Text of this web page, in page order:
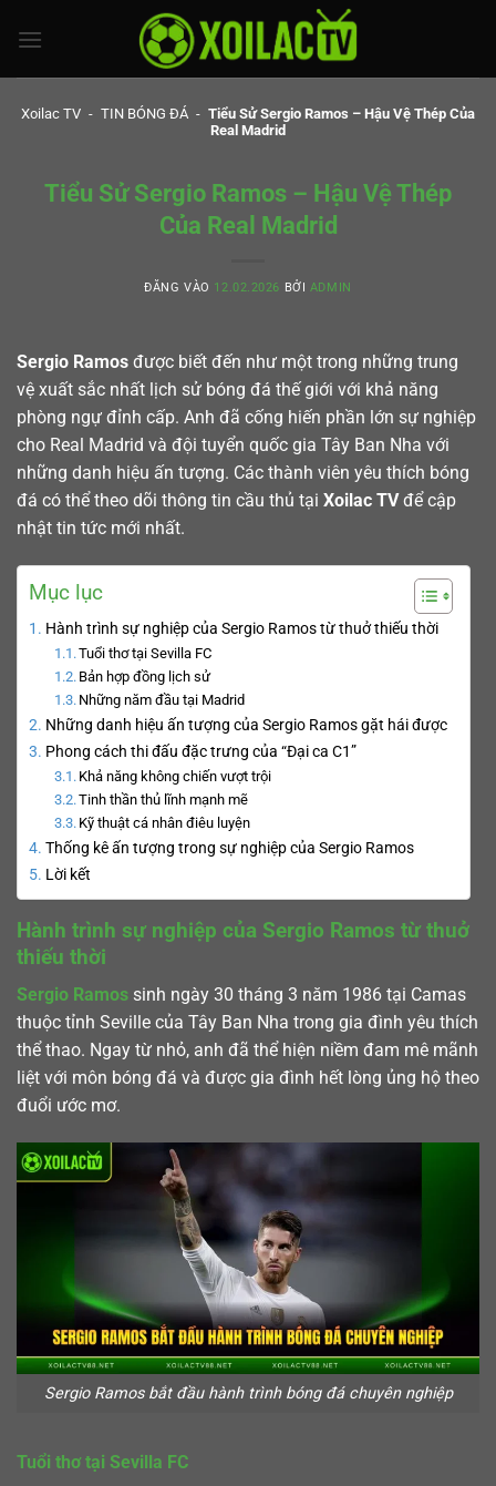
qua
Xoilac TV - TIN BÓNG ĐÁ - Tiểu Sử Sergio Ramos – Hậu Vệ Thép Của
Real Madrid
Tiểu Sử Sergio Ramos – Hậu Vệ Thép
Của Real Madrid
ĐĂNG VÀO 12.02.2026 BỞI ADMIN
Sergio Ramos được biết đến như một trong những trung
vệ xuất sắc nhất lịch sử bóng đá thế giới với khả năng
phòng ngự đỉnh cấp. Anh đã cống hiến phần lớn sự nghiệp
cho Real Madrid và đội tuyển quốc gia Tây Ban Nha với
những danh hiệu ấn tượng. Các thành viên yêu thích bóng
đá có thể theo dõi thông tin cầu thủ tại Xoilac TVđể cập
nhật tin tức mới nhất.
Mục lục
Hành trình sự nghiệp của Sergio Ramos từ thuở thiếu thời
Tuổi thơ tại Sevilla FC
Bản hợp đồng lịch sử
Những năm đầu tại Madrid
Những danh hiệu ấn tượng của Sergio Ramos gặt hái được
Phong cách thi đấu đặc trưng của “Đại ca C1”
Khả năng không chiến vượt trội
Tinh thần thủ lĩnh mạnh mẽ
Kỹ thuật cá nhân điêu luyện
Thống kê ấn tượng trong sự nghiệp của Sergio Ramos
Lời kết
Hành trình sự nghiệp của Sergio Ramos từ thuở
thiếu thời
Sergio Ramos sinh ngày 30 tháng 3 năm 1986 tại Camas
thuộc tỉnh Seville của Tây Ban Nha trong gia đình yêu thích
thể thao. Ngay từ nhỏ, anh đã thể hiện niềm đam mê mãnh
liệt với môn bóng đá và được gia đình hết lòng ủng hộ theo
đuổi ước mơ.
Sergio Ramos bắt đầu hành trình bóng đá chuyên nghiệp
Tuổi thơ tại Sevilla FC